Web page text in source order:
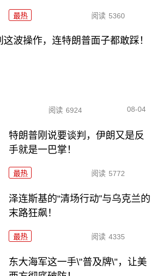
最热 阅读 5360
波操作，连特朗普面子都敢踩！
阅读 6924 08-04
特朗普刚说要谈判，伊朗又是反
手就是一巴掌！
最热 阅读 5772
泽连斯基的“清场行动”与乌克兰的
末路狂飙！
最热 阅读 4335
东大海军这一手\"普及牌\"，让美